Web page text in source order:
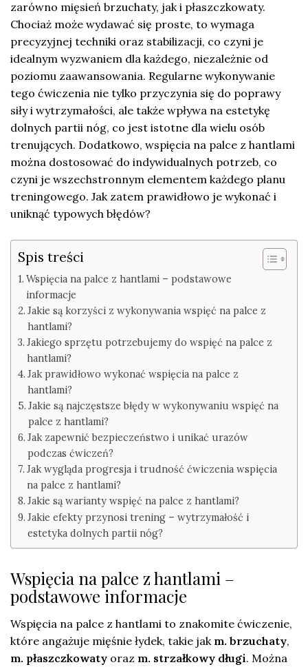
zarówno mięsień brzuchaty, jak i płaszczkowaty.
Chociaż może wydawać się proste, to wymaga
precyzyjnej techniki oraz stabilizacji, co czyni je
idealnym wyzwaniem dla każdego, niezależnie od
poziomu zaawansowania. Regularne wykonywanie
tego ćwiczenia nie tylko przyczynia się do poprawy
siły i wytrzymałości, ale także wpływa na estetykę
dolnych partii nóg, co jest istotne dla wielu osób
trenujących. Dodatkowo, wspięcia na palce z hantlami
można dostosować do indywidualnych potrzeb, co
czyni je wszechstronnym elementem każdego planu
treningowego. Jak zatem prawidłowo je wykonać i
uniknąć typowych błędów?
Spis treści
Wspięcia na palce z hantlami – podstawowe
informacje
Jakie są korzyści z wykonywania wspięć na palce z
hantlami?
Jakiego sprzętu potrzebujemy do wspięć na palce z
hantlami?
Jak prawidłowo wykonać wspięcia na palce z
hantlami?
Jakie są najczęstsze błędy w wykonywaniu wspięć na
palce z hantlami?
Jak zapewnić bezpieczeństwo i unikać urazów
podczas ćwiczeń?
Jak wygląda progresja i trudność ćwiczenia wspięcia
na palce z hantlami?
Jakie są warianty wspięć na palce z hantlami?
Jakie efekty przynosi trening – wytrzymałość i
estetyka dolnych partii nóg?
Wspięcia na palce z hantlami –
podstawowe informacje
Wspięcia na palce z hantlami to znakomite ćwiczenie,
które angażuje mięśnie łydek, takie jak m. brzuchaty,
m. płaszczkowaty oraz m. strzałkowy długi. Można